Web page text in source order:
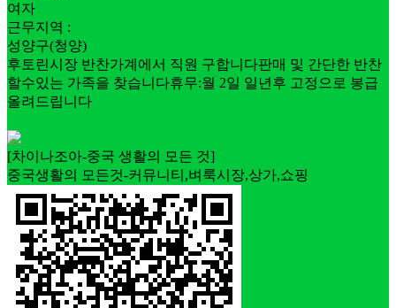
여자
근무지역 :
성양구(청양)
후토린시장 반찬가계에서 직원 구합니다판매 및 간단한 반찬
할수있는 가족을 찾습니다휴무:월 2일 일년후 고정으로 봉급
올려드립니다
[차이나조아-중국 생활의 모든 것]
중국생활의 모든것-커뮤니티,벼룩시장,상가,쇼핑